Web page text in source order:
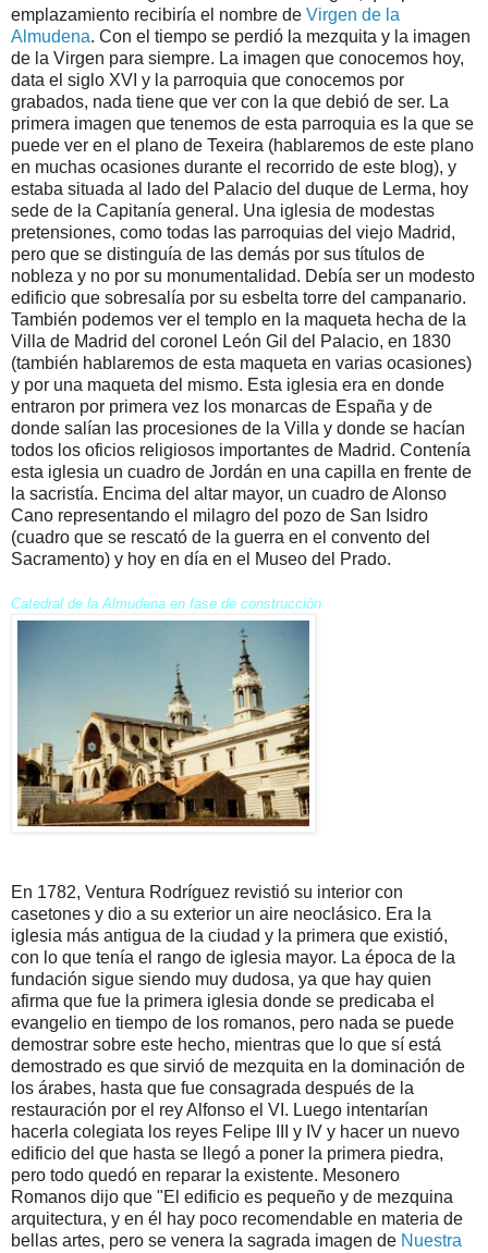
emplazamiento recibiría el nombre de Virgen de la
Almudena. Con el tiempo se perdió la mezquita y la imagen
de la Virgen para siempre. La imagen que conocemos hoy,
data el siglo XVI y la parroquia que conocemos por
grabados, nada tiene que ver con la que debió de ser. La
primera imagen que tenemos de esta parroquia es la que se
puede ver en el plano de Texeira (hablaremos de este plano
en muchas ocasiones durante el recorrido de este blog), y
estaba situada al lado del Palacio del duque de Lerma, hoy
sede de la Capitanía general. Una iglesia de modestas
pretensiones, como todas las parroquias del viejo Madrid,
pero que se distinguía de las demás por sus títulos de
nobleza y no por su monumentalidad. Debía ser un modesto
edificio que sobresalía por su esbelta torre del campanario.
También podemos ver el templo en la maqueta hecha de la
Villa de Madrid del coronel León Gil del Palacio, en 1830
(también hablaremos de esta maqueta en varias ocasiones)
y por una maqueta del mismo. Esta iglesia era en donde
entraron por primera vez los monarcas de España y de
donde salían las procesiones de la Villa y donde se hacían
todos los oficios religiosos importantes de Madrid. Contenía
esta iglesia un cuadro de Jordán en una capilla en frente de
la sacristía. Encima del altar mayor, un cuadro de Alonso
Cano representando el milagro del pozo de San Isidro
(cuadro que se rescató de la guerra en el convento del
Sacramento) y hoy en día en el Museo del Prado.
Catedral de la Almudena en fase de construcción
En 1782, Ventura Rodríguez revistió su interior con
casetones y dio a su exterior un aire neoclásico. Era la
iglesia más antigua de la ciudad y la primera que existió,
con lo que tenía el rango de iglesia mayor. La época de la
fundación sigue siendo muy dudosa, ya que hay quien
afirma que fue la primera iglesia donde se predicaba el
evangelio en tiempo de los romanos, pero nada se puede
demostrar sobre este hecho, mientras que lo que sí está
demostrado es que sirvió de mezquita en la dominación de
los árabes, hasta que fue consagrada después de la
restauración por el rey Alfonso el VI. Luego intentarían
hacerla colegiata los reyes Felipe III y IV y hacer un nuevo
edificio del que hasta se llegó a poner la primera piedra,
pero todo quedó en reparar la existente. Mesonero
Romanos dijo que "El edificio es pequeño y de mezquina
arquitectura, y en él hay poco recomendable en materia de
bellas artes, pero se venera la sagrada imagen de Nuestra